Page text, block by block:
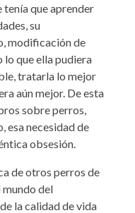
tenía que aprender
su
modificación de
que ella pudiera
tratarla lo mejor
aún mejor. De esta
sobre perros,
esa necesidad de
obsesión.
de otros perros de
mundo del
la calidad de vida